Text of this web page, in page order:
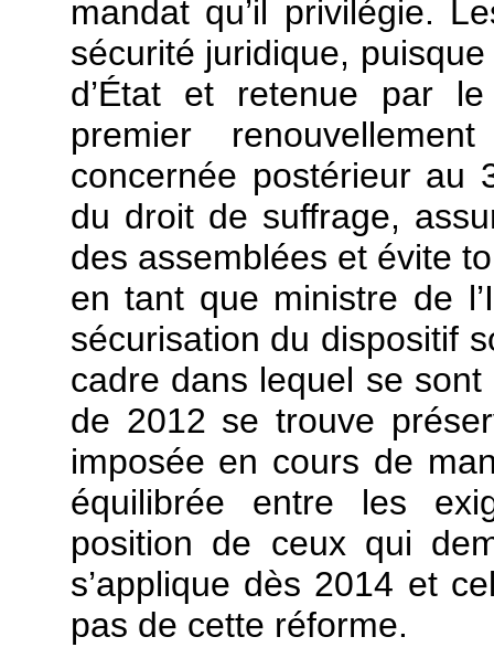
mandat qu’il privilégie.
sécurité juridique,
d’État et retenue par
premier
concernée postérieur au
du droit de suffrage,
des assemblées et évite
en tant que ministre de
sécurisation du dispositif
cadre dans lequel se
de 2012 se trouve
imposée en cours de
équilibrée entre les
position de ceux qui
s’applique dès 2014 et
pas de cette réforme.